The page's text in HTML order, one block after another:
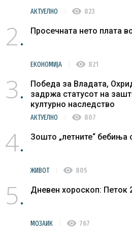
АКТУЕЛНО visibility 823
2 Просечната нето плата
ЕКОНОМИЈА visibility 821
3
Победа за Владата,
задржа статусот на
културно наследство
АКТУЕЛНО visibility 807
4 Зошто „летните“ бебиња
ЖИВОТ visibility 805
5 Дневен хороскоп: Петок
МОЗАИК visibility 767